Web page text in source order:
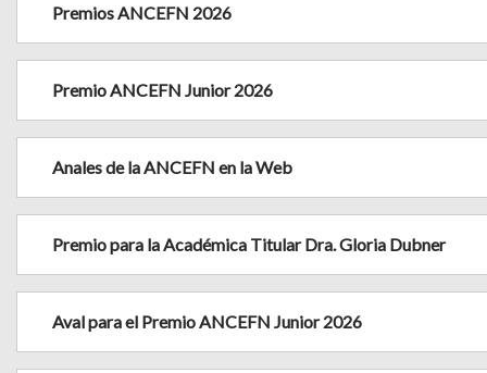
Premios ANCEFN 2026
Premio ANCEFN Junior 2026
Anales de la ANCEFN en la Web
Premio para la Académica Titular Dra. Gloria Dubner
Aval para el Premio ANCEFN Junior 2026